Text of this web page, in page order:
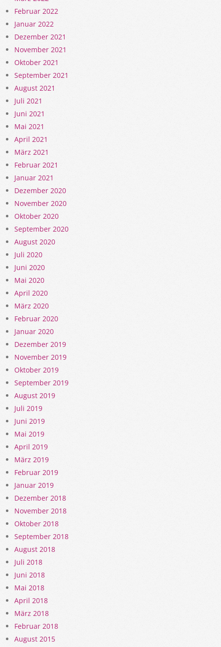
Februar 2022
Januar 2022
Dezember 2021
November 2021
Oktober 2021
September 2021
August 2021
Juli 2021
Juni 2021
Mai 2021
April 2021
März 2021
Februar 2021
Januar 2021
Dezember 2020
November 2020
Oktober 2020
September 2020
August 2020
Juli 2020
Juni 2020
Mai 2020
April 2020
März 2020
Februar 2020
Januar 2020
Dezember 2019
November 2019
Oktober 2019
September 2019
August 2019
Juli 2019
Juni 2019
Mai 2019
April 2019
März 2019
Februar 2019
Januar 2019
Dezember 2018
November 2018
Oktober 2018
September 2018
August 2018
Juli 2018
Juni 2018
Mai 2018
April 2018
März 2018
Februar 2018
August 2015